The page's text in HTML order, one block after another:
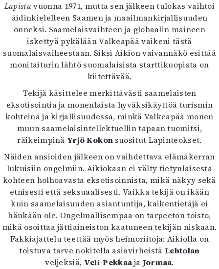
Lapistavuonna 1971, mutta sen jälkeen tulokas vaihtoi
äidinkielelleen Saamen ja maailmankirjallisuuden
onneksi. Saamelaisvaihteen ja globaalin maineen
iskettyä pykälään Valkeapää vaikeni tästä
suomalaisvaiheestaan. Siksi Aikion vaivannäkö esittää
monitaiturin lähtö suomalaisista starttikuopista on
kiitettävää.
Tekijä käsittelee merkittävästi saamelaisten
eksotisointia ja monenlaista hyväksikäyttöä turismin
kohteina ja kirjallisuudessa, minkä Valkeapää monen
muun saamelaisintellektuellin tapaan tuomitsi,
räikeimpinä Yrjö Kokon suositut Lapinteokset.
Näiden ansioiden jälkeen on vaihdettava elämäkerran
lukuisiin ongelmiin. Aikiokaan ei välty tietynlaisesta
kohteen holhoavasta eksotisoinnista, mikä näkyy sekä
etnisesti että seksuaalisesti. Vaikka tekijä on ikään
kuin saamelaisuuden asiantuntija, kaikentietäjä ei
hänkään ole. Ongelmallisempaa on tarpeeton toisto,
mikä osoittaa jättiaineiston kaatuneen tekijän niskaan.
Fakkiajattelu teettää myös heimoriitoja: Aikiolla on
toistuva tarve nokitella asiavirheistä Lehtolan
veljeksiä, Veli-Pekkaaja Jormaa.